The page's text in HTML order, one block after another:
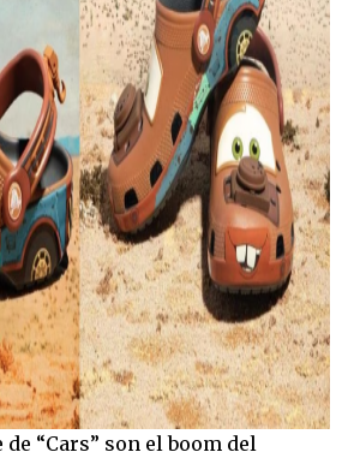
“Cars” son el boom del